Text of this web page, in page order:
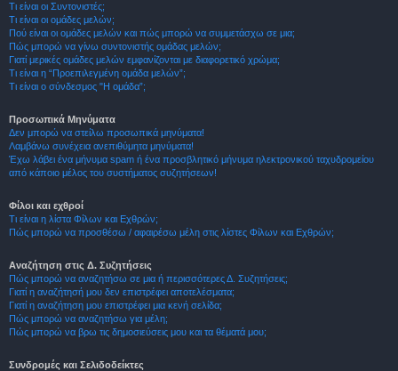
Τι είναι οι Συντονιστές;
Τι είναι οι ομάδες μελών;
Πού είναι οι ομάδες μελών και πώς μπορώ να συμμετάσχω σε μια;
Πώς μπορώ να γίνω συντονιστής ομάδας μελών;
Γιατί μερικές ομάδες μελών εμφανίζονται με διαφορετικό χρώμα;
Τι είναι η “Προεπιλεγμένη ομάδα μελών”;
Τι είναι ο σύνδεσμος "Η ομάδα”;
Προσωπικά Μηνύματα
Δεν μπορώ να στείλω προσωπικά μηνύματα!
Λαμβάνω συνέχεια ανεπιθύμητα μηνύματα!
Έχω λάβει ένα μήνυμα spam ή ένα προσβλητικό μήνυμα ηλεκτρονικού ταχυδρομείου
από κάποιο μέλος του συστήματος συζητήσεων!
Φίλοι και εχθροί
Τι είναι η λίστα Φίλων και Εχθρών;
Πώς μπορώ να προσθέσω / αφαιρέσω μέλη στις λίστες Φίλων και Εχθρών;
Αναζήτηση στις Δ. Συζητήσεις
Πώς μπορώ να αναζητήσω σε μια ή περισσότερες Δ. Συζητήσεις;
Γιατί η αναζήτησή μου δεν επιστρέφει αποτελέσματα;
Γιατί η αναζήτηση μου επιστρέφει μια κενή σελίδα;
Πώς μπορώ να αναζητήσω για μέλη;
Πώς μπορώ να βρω τις δημοσιεύσεις μου και τα θέματά μου;
Συνδρομές και Σελιδοδείκτες